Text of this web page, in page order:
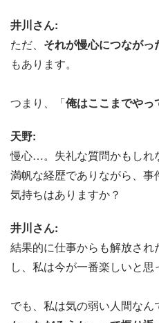
井川さん:
ただ、 それが慢心につながっ
もあります。
つまり、「俺はここまでや
天野:
慢心…。失礼な質問かもしれ
満帆な経歴でありながら、
気持ちはありますか？
井川さん:
結果的に仕事からも解放さ
し、私は今が一番楽しいと思
でも、私は気の弱い人間なん